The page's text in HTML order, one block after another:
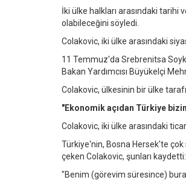
İki ülke halkları arasındaki tarihi
olabileceğini söyledi.
Colakovic, iki ülke arasındaki
11 Temmuz'da Srebrenitsa
Bakan Yardımcısı Büyükelçi
Colakovic, ülkesinin bir ülke
"Ekonomik açıdan Türkiye
Colakovic, iki ülke arasındaki
Türkiye'nin, Bosna Hersek'te çok
çeken Colakovic, şunları kaydetti:
"Benim (görevim süresince)